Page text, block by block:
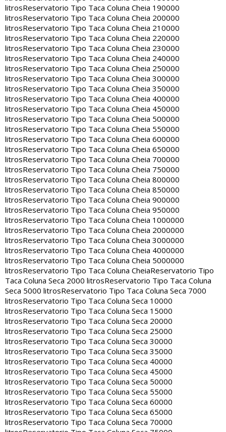
litrosReservatorio Tipo Taca Coluna Cheia 190000
litrosReservatorio Tipo Taca Coluna Cheia 200000
litrosReservatorio Tipo Taca Coluna Cheia 210000
litrosReservatorio Tipo Taca Coluna Cheia 220000
litrosReservatorio Tipo Taca Coluna Cheia 230000
litrosReservatorio Tipo Taca Coluna Cheia 240000
litrosReservatorio Tipo Taca Coluna Cheia 250000
litrosReservatorio Tipo Taca Coluna Cheia 300000
litrosReservatorio Tipo Taca Coluna Cheia 350000
litrosReservatorio Tipo Taca Coluna Cheia 400000
litrosReservatorio Tipo Taca Coluna Cheia 450000
litrosReservatorio Tipo Taca Coluna Cheia 500000
litrosReservatorio Tipo Taca Coluna Cheia 550000
litrosReservatorio Tipo Taca Coluna Cheia 600000
litrosReservatorio Tipo Taca Coluna Cheia 650000
litrosReservatorio Tipo Taca Coluna Cheia 700000
litrosReservatorio Tipo Taca Coluna Cheia 750000
litrosReservatorio Tipo Taca Coluna Cheia 800000
litrosReservatorio Tipo Taca Coluna Cheia 850000
litrosReservatorio Tipo Taca Coluna Cheia 900000
litrosReservatorio Tipo Taca Coluna Cheia 950000
litrosReservatorio Tipo Taca Coluna Cheia 1000000
litrosReservatorio Tipo Taca Coluna Cheia 2000000
litrosReservatorio Tipo Taca Coluna Cheia 3000000
litrosReservatorio Tipo Taca Coluna Cheia 4000000
litrosReservatorio Tipo Taca Coluna Cheia 5000000
litrosReservatorio Tipo Taca Coluna CheiaReservatorio Tipo
Taca Coluna Seca 2000 litrosReservatorio Tipo Taca Coluna
Seca 5000 litrosReservatorio Tipo Taca Coluna Seca 7000
litrosReservatorio Tipo Taca Coluna Seca 10000
litrosReservatorio Tipo Taca Coluna Seca 15000
litrosReservatorio Tipo Taca Coluna Seca 20000
litrosReservatorio Tipo Taca Coluna Seca 25000
litrosReservatorio Tipo Taca Coluna Seca 30000
litrosReservatorio Tipo Taca Coluna Seca 35000
litrosReservatorio Tipo Taca Coluna Seca 40000
litrosReservatorio Tipo Taca Coluna Seca 45000
litrosReservatorio Tipo Taca Coluna Seca 50000
litrosReservatorio Tipo Taca Coluna Seca 55000
litrosReservatorio Tipo Taca Coluna Seca 60000
litrosReservatorio Tipo Taca Coluna Seca 65000
litrosReservatorio Tipo Taca Coluna Seca 70000